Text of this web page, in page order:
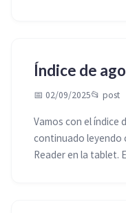
Índice de
📅 02/09/2025📂 post
Vamos con el índice
continuado leyendo
Reader en la tablet.